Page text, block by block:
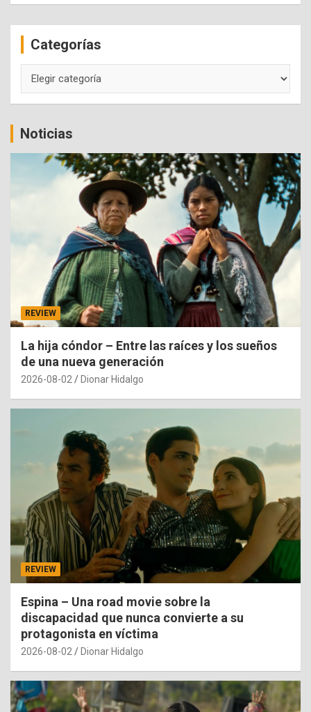
c
Categorías
Noticias
REVIEW
La hija cóndor – Entre las raíces y los sueños
de una nueva generación
2026-08-02 Dionar Hidalgo
REVIEW
Espina – Una road movie sobre la
discapacidad que nunca convierte a su
protagonista en víctima
2026-08-02 Dionar Hidalgo